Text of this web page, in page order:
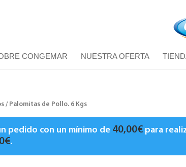
CONGEMAR NUESTRA OFERTA
/ Palomitas de Pollo. 6 Kgs
pedido con un mínimo de 40,00€ para
€.